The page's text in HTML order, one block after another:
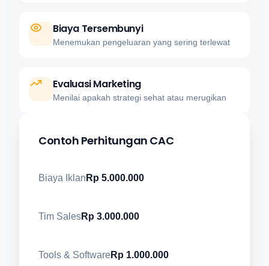
Biaya Tersembunyi
Menemukan pengeluaran yang sering terlewat
Evaluasi Marketing
Menilai apakah strategi sehat atau merugikan
Contoh Perhitungan CAC
Biaya Iklan Rp 5.000.000
Tim SalesRp 3.000.000
Tools & SoftwareRp 1.000.000